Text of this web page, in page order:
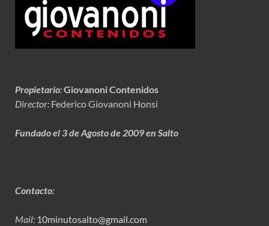
Propietario:Giovanoni Contenidos
Director: Federico Giovanoni Honsi
Fundado el 3 de Agosto de 2009 en Salto
Contacto:
Mail: 10minutosalto@gmail.com